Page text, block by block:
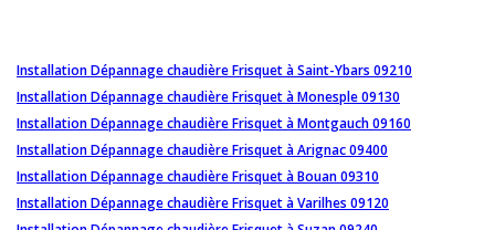
Installation Dépannage chaudière Frisquet à Saint-Ybars 09210
Installation Dépannage chaudière Frisquet à Monesple 09130
Installation Dépannage chaudière Frisquet à Montgauch 09160
Installation Dépannage chaudière Frisquet à Arignac 09400
Installation Dépannage chaudière Frisquet à Bouan 09310
Installation Dépannage chaudière Frisquet à Varilhes 09120